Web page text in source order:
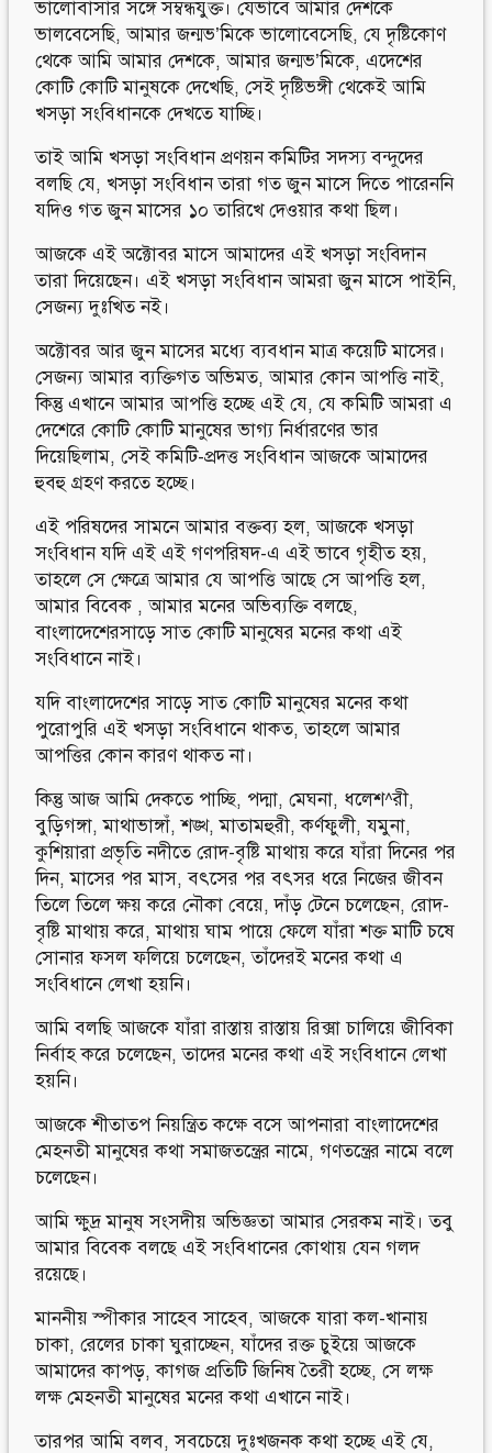
ভালোবাসার সঙ্গে সম্বন্ধযুক্ত। যেভাবে আমার দেশকে
ভালবেসেছি, আমার জন্মভ’মিকে ভালোবেসেছি, যে দৃষ্টিকোণ
থেকে আমি আমার দেশকে, আমার জন্মভ’মিকে, এদেশের
কোটি কোটি মানুষকে দেখেছি, সেই দৃষ্টিভঙ্গী থেকেই আমি
খসড়া সংবিধানকে দেখতে যাচ্ছি।
তাই আমি খসড়া সংবিধান প্রণয়ন কমিটির সদস্য বন্দুদের
বলছি যে, খসড়া সংবিধান তারা গত জুন মাসে দিতে পারেননি
যদিও গত জুন মাসের ১০ তারিখে দেওয়ার কথা ছিল।
আজকে এই অক্টোবর মাসে আমাদের এই খসড়া সংবিদান
তারা দিয়েছেন। এই খসড়া সংবিধান আমরা জুন মাসে পাইনি,
সেজন্য দুঃখিত নই।
অক্টোবর আর জুন মাসের মধ্যে ব্যবধান মাত্র কয়েটি মাসের।
সেজন্য আমার ব্যক্তিগত অভিমত, আমার কোন আপত্তি নাই,
কিন্তু এখানে আমার আপত্তি হচ্ছে এই যে, যে কমিটি আমরা এ
দেশেরে কোটি কোটি মানুষের ভাগ্য নির্ধারণের ভার
দিয়েছিলাম, সেই কমিটি-প্রদত্ত সংবিধান আজকে আমাদের
হুবহু গ্রহণ করতে হচ্ছে।
এই পরিষদের সামনে আমার বক্তব্য হল, আজকে খসড়া
সংবিধান যদি এই এই গণপরিষদ-এ এই ভাবে গৃহীত হয়,
তাহলে সে ক্ষেত্রে আমার যে আপত্তি আছে সে আপত্তি হল,
আমার বিবেক , আমার মনের অভিব্যক্তি বলছে,
বাংলাদেশেরসাড়ে সাত কোটি মানুষের মনের কথা এই
সংবিধানে নাই।
যদি বাংলাদেশের সাড়ে সাত কোটি মানুষের মনের কথা
পুরোপুরি এই খসড়া সংবিধানে থাকত, তাহলে আমার
আপত্তির কোন কারণ থাকত না।
কিন্তু আজ আমি দেকতে পাচ্ছি, পদ্মা, মেঘনা, ধলেশ^রী,
বুড়িগঙ্গা, মাথাভাঙ্গাঁ, শঙ্খ, মাতামহুরী, কর্ণফুলী, যমুনা,
কুশিয়ারা প্রভৃতি নদীতে রোদ-বৃষ্টি মাথায় করে যাঁরা দিনের পর
দিন, মাসের পর মাস, বৎসের পর বৎসর ধরে নিজের জীবন
তিলে তিলে ক্ষয় করে নৌকা বেয়ে, দাঁড় টেনে চলেছেন, রোদ-
বৃষ্টি মাথায় করে, মাথায় ঘাম পায়ে ফেলে যাঁরা শক্ত মাটি চষে
সোনার ফসল ফলিয়ে চলেছেন, তাঁদেরই মনের কথা এ
সংবিধানে লেখা হয়নি।
আমি বলছি আজকে যাঁরা রাস্তায় রাস্তায় রিক্সা চালিয়ে জীবিকা
নির্বাহ করে চলেছেন, তাদের মনের কথা এই সংবিধানে লেখা
হয়নি।
আজকে শীতাতপ নিয়ন্ত্রিত কক্ষে বসে আপনারা বাংলাদেশের
মেহনতী মানুষের কথা সমাজতন্ত্রের নামে, গণতন্ত্রের নামে বলে
চলেছেন।
আমি ক্ষুদ্র মানুষ সংসদীয় অভিজ্ঞতা আমার সেরকম নাই। তবু
আমার বিবেক বলছে এই সংবিধানের কোথায় যেন গলদ
রয়েছে।
মাননীয় স্পীকার সাহেব সাহেব, আজকে যারা কল-খানায়
চাকা, রেলের চাকা ঘুরাচ্ছেন, যাঁদের রক্ত চুইয়ে আজকে
আমাদের কাপড়, কাগজ প্রতিটি জিনিষ তৈরী হচ্ছে, সে লক্ষ
লক্ষ মেহনতী মানুষের মনের কথা এখানে নাই।
তারপর আমি বলব, সবচেয়ে দুঃখজনক কথা হচ্ছে এই যে,